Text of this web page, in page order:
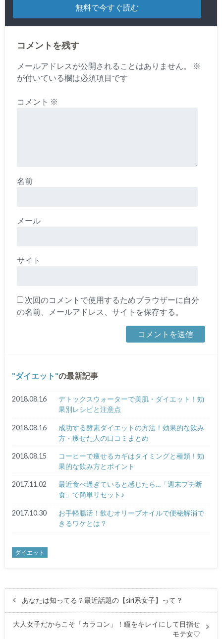
コメントを残す
メールアドレスが公開されることはありません。
※
が付いている欄は必須項目です
コメント ※
名前
メール
サイト
次回のコメントで使用するためブラウザーに自分
の名前、メールアドレス、サイトを保存する。
ダイエット の最新記事
2018.08.16
デトックスウォーターで美肌・ダイエット！効
果別レシピと注意点
2018.08.16
成功する酵素ダイエットの方法！効果的な飲み
方・痩せた人の口コミまとめ
2018.08.15
コーヒーで痩せるカギはタイミングと種類！効
果的な飲み方とポイント
2017.11.02
最近食べ過ぎていると感じたら…「週末プチ断
食」で簡単リセット♪
2017.10.30
お手軽腸活！飲むオリーブオイルで便秘解消で
きるワケとは？
ダイエット
あなたは知ってる？最近話題の【siri系女子】って？
大人女子だからこそ「カラコン」！瞳をキレイにして目指せ
モテ女♡